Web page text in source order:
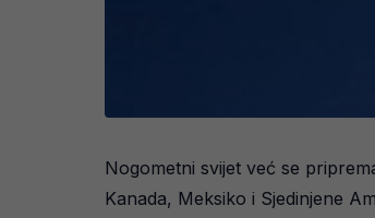
Nogometni svijet već se
Kanada, Meksiko i Sjedinjene